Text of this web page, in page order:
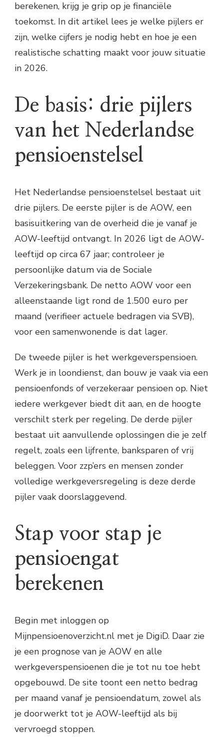
berekenen, krijg je grip op je financiële
toekomst. In dit artikel lees je welke pijlers er
zijn, welke cijfers je nodig hebt en hoe je een
realistische schatting maakt voor jouw situatie
in 2026.
De basis: drie pijlers
van het Nederlandse
pensioenstelsel
Het Nederlandse pensioenstelsel bestaat uit
drie pijlers. De eerste pijler is de AOW, een
basisuitkering van de overheid die je vanaf je
AOW-leeftijd ontvangt. In 2026 ligt de AOW-
leeftijd op circa 67 jaar; controleer je
persoonlijke datum via de Sociale
Verzekeringsbank. De netto AOW voor een
alleenstaande ligt rond de 1.500 euro per
maand (verifieer actuele bedragen via SVB),
voor een samenwonende is dat lager.
De tweede pijler is het werkgeverspensioen.
Werk je in loondienst, dan bouw je vaak via een
pensioenfonds of verzekeraar pensioen op. Niet
iedere werkgever biedt dit aan, en de hoogte
verschilt sterk per regeling. De derde pijler
bestaat uit aanvullende oplossingen die je zelf
regelt, zoals een lijfrente, banksparen of vrij
beleggen. Voor zzp’ers en mensen zonder
volledige werkgeversregeling is deze derde
pijler vaak doorslaggevend.
Stap voor stap je
pensioengat
berekenen
Begin met inloggen op
Mijnpensioenoverzicht.nl met je DigiD. Daar zie
je een prognose van je AOW en alle
werkgeverspensioenen die je tot nu toe hebt
opgebouwd. De site toont een netto bedrag
per maand vanaf je pensioendatum, zowel als
je doorwerkt tot je AOW-leeftijd als bij
vervroegd stoppen.